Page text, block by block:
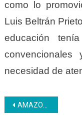
como lo
Luis Beltrán
educación
necesidad de
Navegación
AMAZONAS | Trabajadores Inces realizan taller de prevención de violencia de género